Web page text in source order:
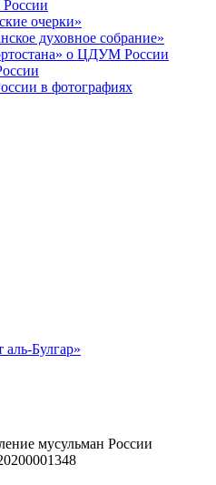
очерки»
духовное собрание»
о ЦДУМ России
в фотографиях
Булгар»
мусульман России